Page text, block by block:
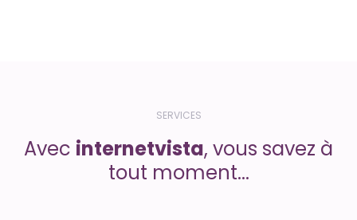
SERVICES
Avec internetvista, vous savez à
tout moment...